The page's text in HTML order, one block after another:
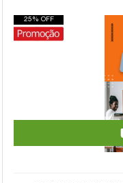
25% OFF